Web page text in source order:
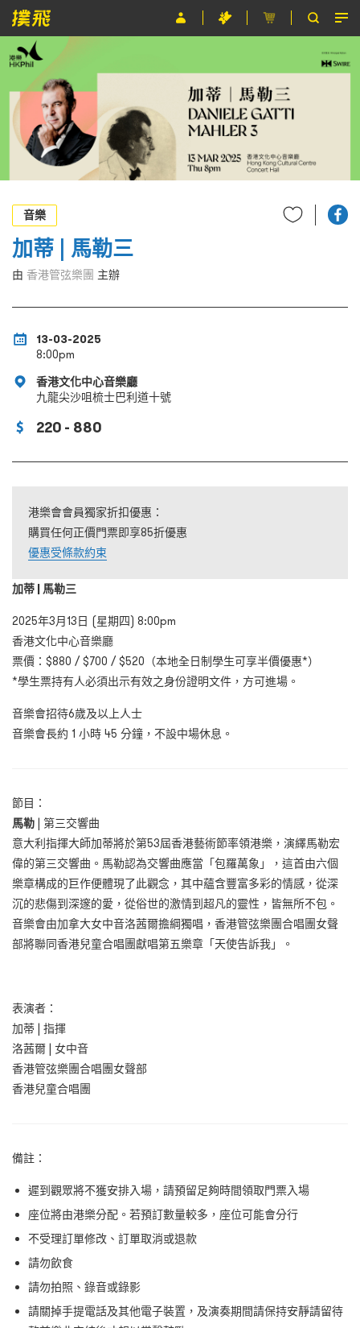
節目
主辦單位
關於撲飛
條款及細則
EN
音樂
加蒂 | 馬勒三
由 香港管弦樂團 主辦
13-03-2025
8:00pm
香港文化中心音樂廳
九龍尖沙咀梳士巴利道十號
220 - 880
港樂會會員獨家折扣優惠：
購買任何正價門票即享85折優惠
優惠受條款約束
加蒂 | 馬勒三
2025年3月13日 (星期四) 8:00pm
香港文化中心音樂廳
票價： $880 / $700 / $520 （本地全日制學生可享半價優惠*）
*學生票持有人必須出示有效之身份證明文件，方可進場。
音樂會招待6歲及以上人士
音樂會長約 1 小時 45 分鐘 ，不設中場休息。
節目：
馬勒 | 第三交響曲
意大利指揮大師加蒂將於第53屆香港藝術節率領港樂，演繹馬勒宏
偉的第三交響曲。馬勒認為交響曲應當「包羅萬象」，這首由六個
樂章構成的巨作便體現了此觀念，其中蘊含豐富多彩的情感，從深
沉的悲傷到深邃的愛，從俗世的激情到超凡的靈性，皆無所不包。
音樂會由加拿大女中音洛茜爾擔綱獨唱，香港管弦樂團合唱團女聲
部將聯同香港兒童合唱團獻唱第五樂章「天使告訴我」。
表演者：
加蒂 | 指揮
洛茜爾 | 女中音
香港管弦樂團合唱團女聲部
香港兒童合唱團
備註：
遲到觀眾將不獲安排入場，請預留足夠時間領取門票入場
座位將由港樂分配。若預訂數量較多，座位可能會分行
不受理訂單修改、訂單取消或退款
請勿飲食
請勿拍照、錄音或錄影
請關掉手提電話及其他電子裝置，及演奏期間請保持安靜請留待